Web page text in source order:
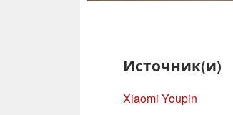
Источник(и)
Xiaomi Youpin